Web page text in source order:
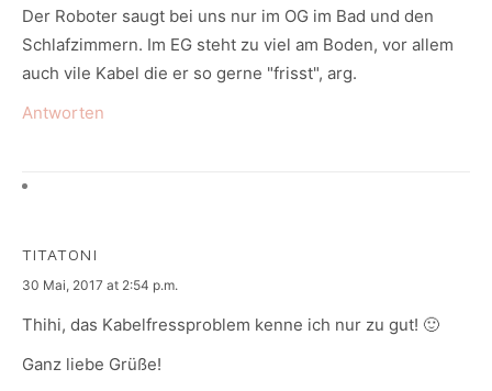
Der Roboter saugt bei uns nur im OG im Bad und den
Schlafzimmern. Im EG steht zu viel am Boden, vor allem
auch vile Kabel die er so gerne "frisst", arg.
Antworten
TITATONI
says:
30 Mai, 2017 at 2:54 p.m.
Thihi, das Kabelfressproblem kenne ich nur zu gut! 🙂
Ganz liebe Grüße!